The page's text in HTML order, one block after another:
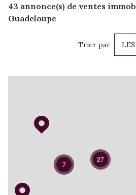
43 annonce(s) de ventes
Guadeloupe
Trier par
7
27